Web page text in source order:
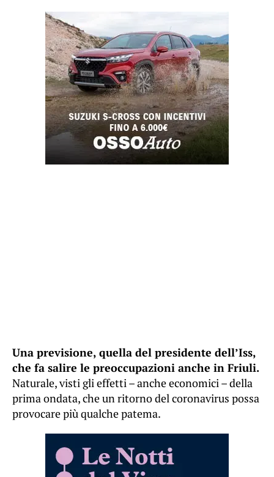
Una previsione, quella del presidente dell’Iss,
che fa salire le preoccupazioni anche in Friuli.
Naturale, visti gli effetti – anche economici – della
prima ondata, che un ritorno del coronavirus possa
provocare più qualche patema.